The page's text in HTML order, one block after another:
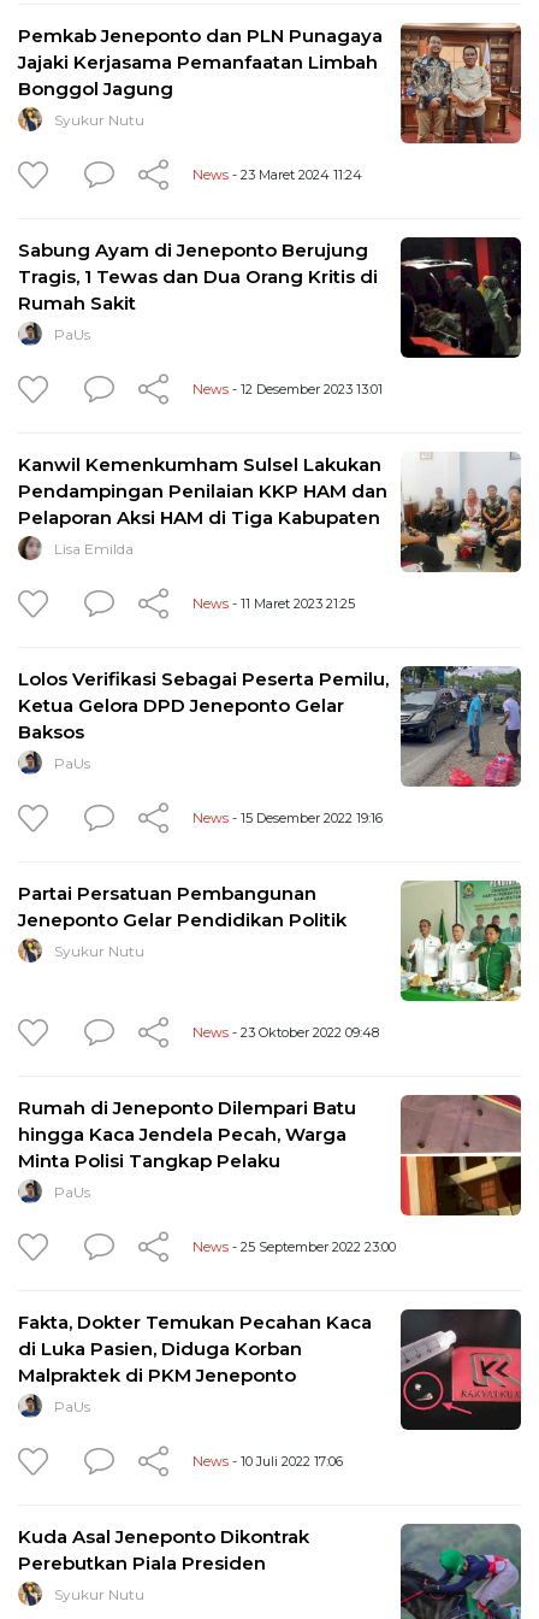
Pemkab Jeneponto dan PLN Punagaya
Jajaki Kerjasama Pemanfaatan Limbah
Bonggol Jagung
Syukur Nutu
News - 23 Maret 2024 11:24
Sabung Ayam di Jeneponto Berujung
Tragis, 1 Tewas dan Dua Orang Kritis di
Rumah Sakit
PaUs
News - 12 Desember 2023 13:01
Kanwil Kemenkumham Sulsel Lakukan
Pendampingan Penilaian KKP HAM dan
Pelaporan Aksi HAM di Tiga Kabupaten
Lisa Emilda
News - 11 Maret 2023 21:25
Lolos Verifikasi Sebagai Peserta Pemilu,
Ketua Gelora DPD Jeneponto Gelar
Baksos
PaUs
News - 15 Desember 2022 19:16
Partai Persatuan Pembangunan
Jeneponto Gelar Pendidikan Politik
Syukur Nutu
News - 23 Oktober 2022 09:48
Rumah di Jeneponto Dilempari Batu
hingga Kaca Jendela Pecah, Warga
Minta Polisi Tangkap Pelaku
PaUs
News - 25 September 2022 23:00
Fakta, Dokter Temukan Pecahan Kaca
di Luka Pasien, Diduga Korban
Malpraktek di PKM Jeneponto
PaUs
News - 10 Juli 2022 17:06
Kuda Asal Jeneponto Dikontrak
Perebutkan Piala Presiden
Syukur Nutu